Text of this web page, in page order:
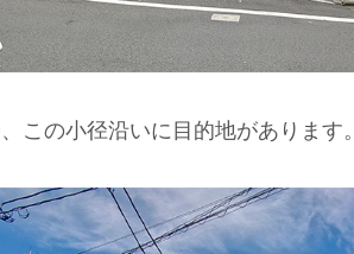
この小径沿いに目的地があります。